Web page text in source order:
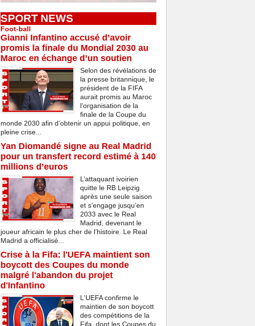
SPORT NEWS
Foot-ball
Gianni Infantino accusé d’avoir
promis la finale du Mondial 2030 au
Maroc en échange d’un soutien
Selon des révélations de
la presse britannique, le
président de la FIFA
aurait promis au Maroc
l’organisation de la
finale de la Coupe du
monde 2030 afin d’obtenir un appui politique, en
pleine crise...
Yan Diomandé signe au Real Madrid
pour un transfert record estimé à 140
millions d’euros
L’attaquant ivoirien
quitte le RB Leipzig
après une seule saison
et s’engage jusqu’en
2033 avec le Real
Madrid, devenant le
joueur africain le plus cher de l’histoire. Le Real
Madrid a officialisé...
Crise à la Fifa: l'UEFA maintient son
boycott des Coupes du monde
malgré l'abandon du projet
d'Infantino
L'UEFA confirme le
maintien de son boycott
des compétitions de la
Fifa, dont les Coupes du